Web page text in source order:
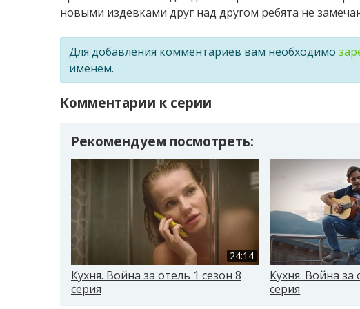
новыми издевками друг над другом ребята не
Для добавления комментариев вам необходимо
именем.
Комментарии к серии
Рекомендуем посмотреть:
24:14
Кухня. Война за отель 1 сезон 8
серия
Кухня. Война за
серия